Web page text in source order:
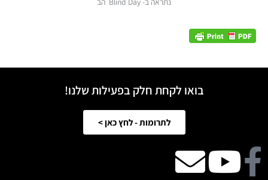
בואו לקחת חלק בפעילות שלנו!
לתרומות - לחץ כאן >
Facebook
Youtube
email